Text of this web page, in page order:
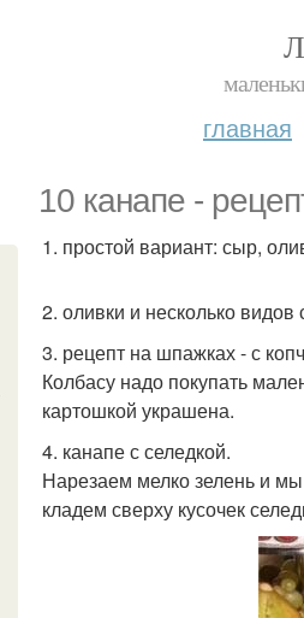
главная
10 канапе -
1. простой вариант: сыр,
2. оливки и несколько
3. рецепт на шпажках - с
Колбасу надо покупать
картошкой украшена.
4. канапе с селедкой.
Нарезаем мелко зелень и
кладем сверху кусочек